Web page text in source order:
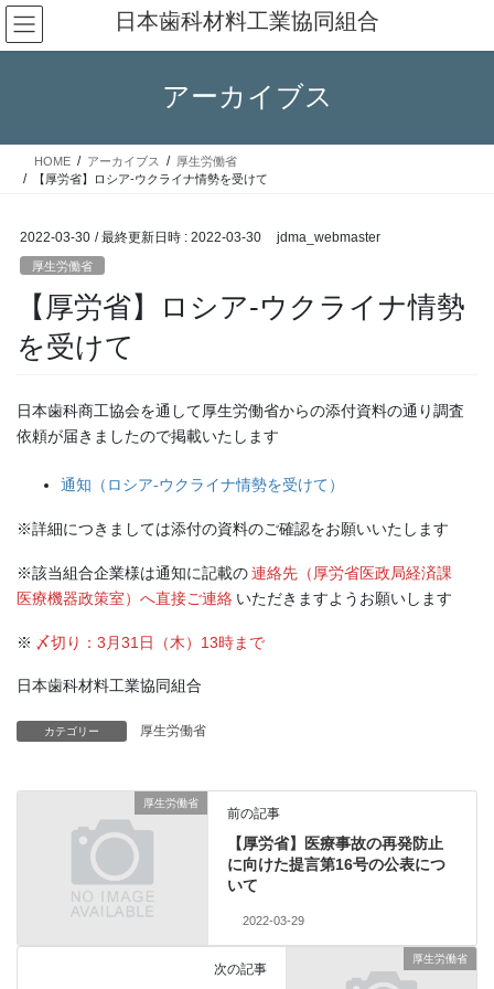
コ
ン
テ
ス
ナ
ビ
ゲ
ン
日本歯科材料工業協同組合
アーカイブス
HOME アーカイブス
厚生労働省
【厚労省】ロシア-ウクライナ情勢を受けて
2022-03-30 / 最終更新日時 : 2022-03-30 jdma_webmaster
厚生労働省
【厚労省】ロシア-ウクライナ情勢
を受けて
日本歯科商工協会を通して厚生労働省からの添付資料の通り調査
依頼が届きましたので掲載いたします
通知（ロシア-ウクライナ情勢を受けて）
※詳細につきましては添付の資料のご確認をお願いいたします
※該当組合企業様は通知に記載の連絡先（厚労省医政局経済課
医療機器政策室）へ直接ご連絡 いただきますようお願いします
※ 〆切り：3月31日（木）13時まで
日本歯科材料工業協同組合
カテゴリー 厚生労働省
厚生労働省
前の記事
【厚労省】医療事故の再発防止
に向けた提言第16号の公表につ
いて
2022-03-29
厚生労働省
次の記事